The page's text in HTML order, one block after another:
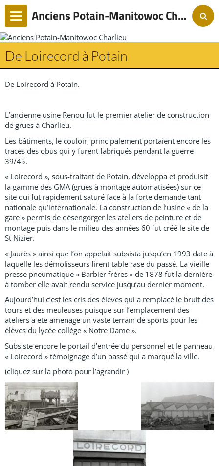
Anciens Potain-Manitowoc Charlieu
De Loirecord à Potain
De Loirecord à Potain.
L’ancienne usine Renou fut le premier atelier de construction
de grues à Charlieu.
Les bâtiments, le couloir, principalement portaient encore les
traces des obus qui y furent fabriqués pendant la guerre
39/45.
« Loirecord », sous-traitant de Potain, développa et produisit
la gamme des GMA (grues à montage automatisées) sur ce
site qui fut rapidement saturé face à la forte demande tant
nationale qu’internationale. La construction de l’usine « de la
gare » permis de désengorger les ateliers de peinture et de
montage puis dans le milieu des années 60 fut créé le site de
St Nizier.
« Jaurès » ainsi que l’on appelait subsista jusqu’en 1993 date à
laquelle les démolisseurs firent table rase du passé. La vieille
presse pneumatique « Barbier frères » de 1878 fut la dernière
à tomber elle avait rendu service jusqu’au dernier moment.
Aujourd’hui c’est les cris des élèves qui a remplacé le bruit des
tours et des meuleuses puisque sur l’emplacement des
ateliers a été aménagé un vaste terrain de sports pour les
élèves du lycée collège « Notre Dame ».
Subsiste encore le portail d’entrée du personnel et le panneau
« Loirecord » témoignage d’un passé qui a marqué la ville.
(cliquez sur la photo pour l’agrandir )